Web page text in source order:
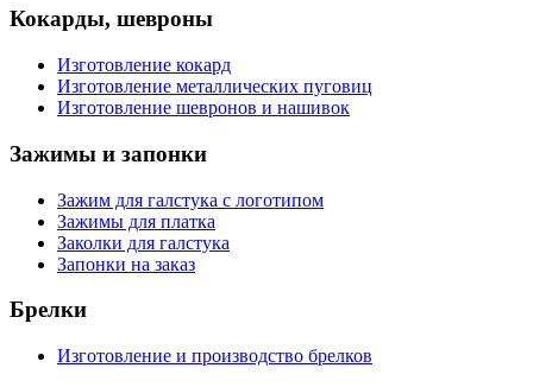
Кокарды, шевроны
Изготовление кокард
Изготовление металлических пуговиц
Изготовление шевронов и нашивок
Зажимы и запонки
Зажим для галстука с логотипом
Зажимы для платка
Заколки для галстука
Запонки на заказ
Брелки
Изготовление и производство брелков